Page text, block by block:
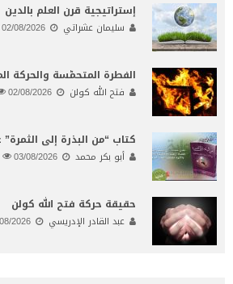
إستراتيجية قرن العلم بالدين
سليمان عشراتي 02/08/2026
الفطرة المتحمّسة والحركة
فتح الله كولن 02/08/2026
كتاب “من البذرة إلى
أبو بكر محمد 03/08/2026
حقيقة حركة فتح الله كولن
عبد القادر الإدريسي 2026